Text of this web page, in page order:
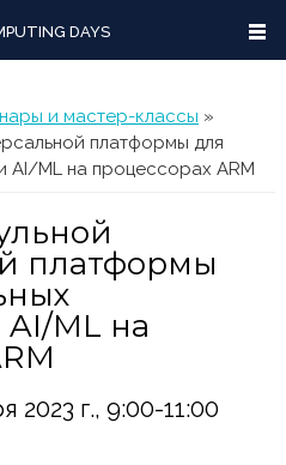
DAYS
и мастер-классы »
платформы для
AI/ML на процессорах ARM
платформы
ML на
2023 г., 9:00-11:00